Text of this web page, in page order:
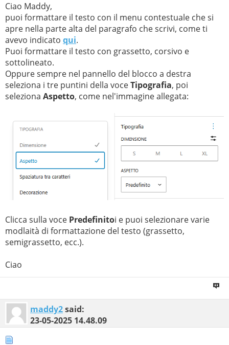
Ciao Maddy,
puoi formattare il testo con il menu contestuale che si
apre nella parte alta del paragrafo che scrivi, come ti
avevo indicato qui.
Puoi formattare il testo con grassetto, corsivo e
sottolineato.
Oppure sempre nel pannello del blocco a destra
seleziona i tre puntini della voceTipografia, poi
seleziona Aspetto, come nel'immagine allegata:
Clicca sulla voce Predefinitoi e puoi selezionare varie
modlaità di formattazione del testo (grassetto,
semigrassetto, ecc.).
Ciao
maddy2said:
23-05-2025 14.48.09